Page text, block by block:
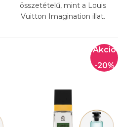
összetételű, mint a Louis
Vuitton Imagination illat.
-20%